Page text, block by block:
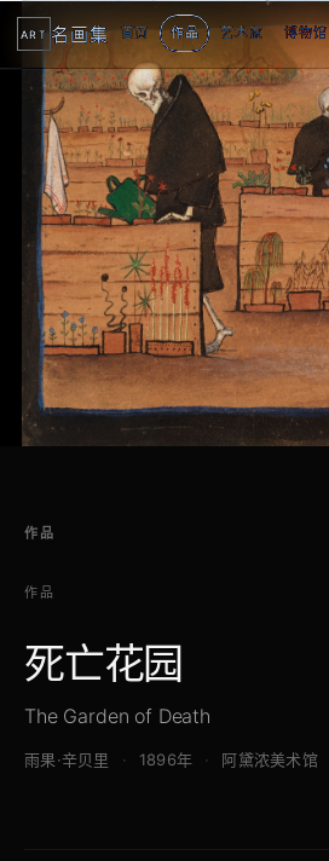
ART 名画集 首页 作品 艺术家 博物馆
3
个
看
点
1
2
3
作品
作品
死亡花园
The Garden of Death
雨果·辛贝里 1896年 阿黛浓美术馆